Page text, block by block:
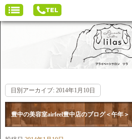
日別アーカイブ: 2014年1月10日
豊中の美容室airfeel豊中店のブログ＜午年＞